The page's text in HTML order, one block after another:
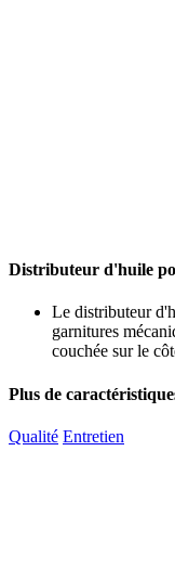
Distributeur d'huile
Le distributeur
garnitures
couchée sur le
Plus de
Qualité Entretien